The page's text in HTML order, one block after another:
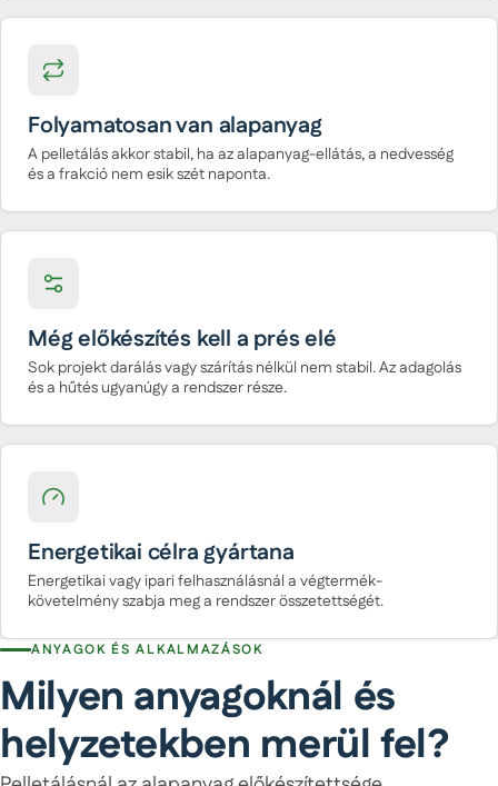
Folyamatosan van alapanyag
A pelletálás akkor stabil, ha az alapanyag-ellátás, a nedvesség
és a frakció nem esik szét naponta.
Még előkészítés kell a prés elé
Sok projekt darálás vagy szárítás nélkül nem stabil. Az adagolás
és a hűtés ugyanúgy a rendszer része.
Energetikai célra gyártana
Energetikai vagy ipari felhasználásnál a végtermék-
követelmény szabja meg a rendszer összetettségét.
ANYAGOK ÉS ALKALMAZÁSOK
Milyen anyagoknál és
helyzetekben merül fel?